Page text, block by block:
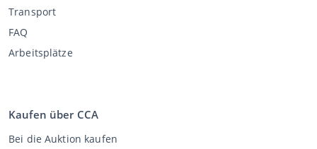
Transport
FAQ
Arbeitsplätze
Kaufen über CCA
Bei die Auktion kaufen